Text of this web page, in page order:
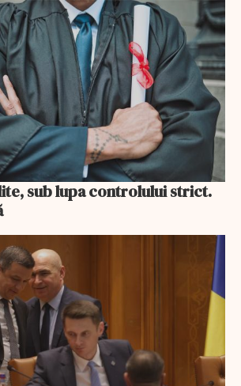
sub lupa controlului strict.